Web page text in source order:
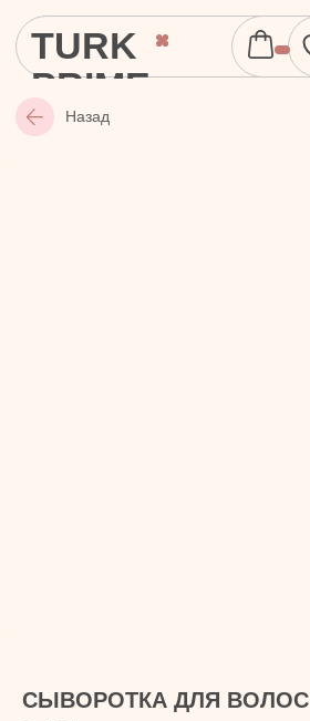
TURK
PRIME
СЫВОРОТКА ДЛЯ ВОЛОС